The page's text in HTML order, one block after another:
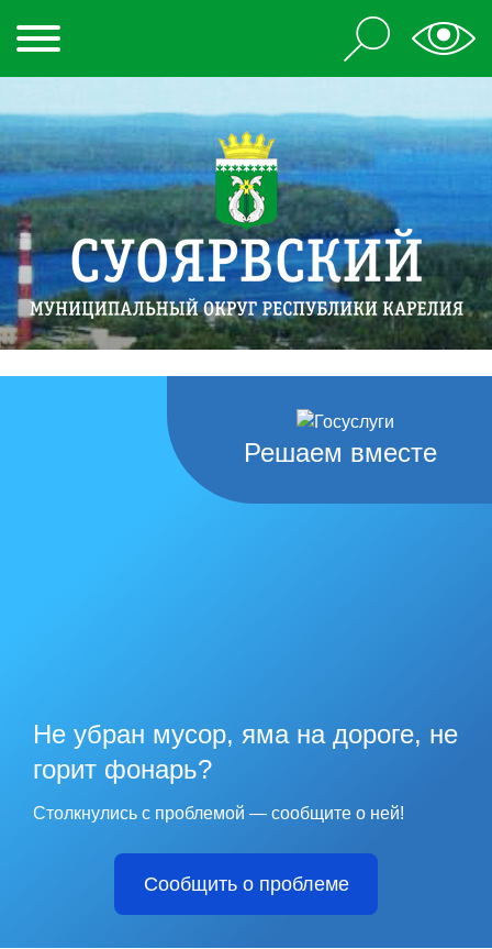
Решаем вместе
Не убран мусор, яма на дороге, не
горит фонарь?
Столкнулись с проблемой — сообщите о ней!
Сообщить о проблеме